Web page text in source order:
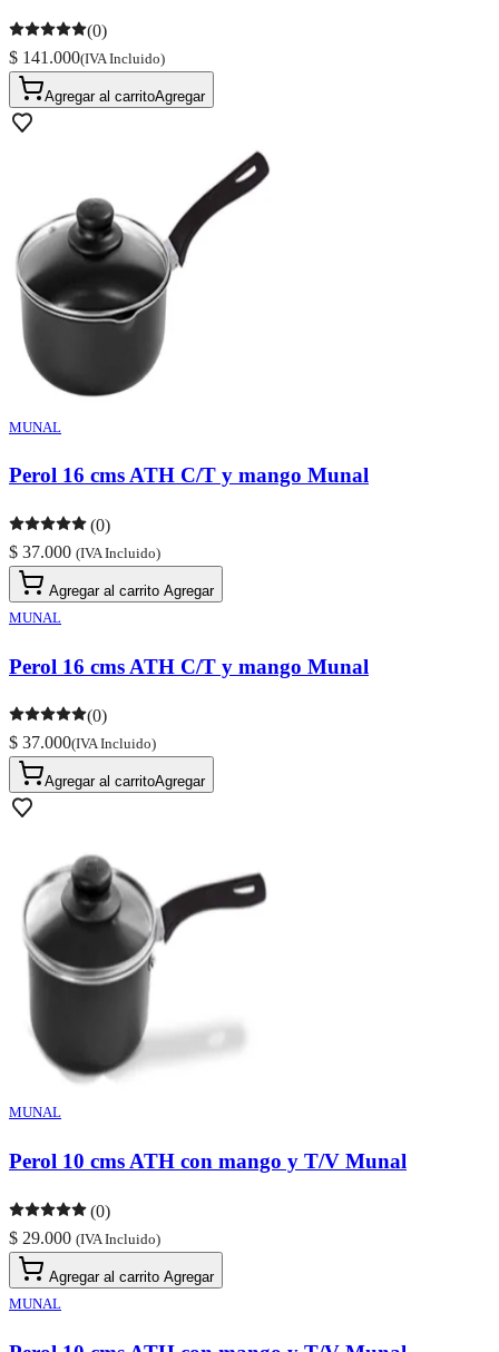
(0)
$ 141.000(IVA Incluido)
Agregar al carritoAgregar
MUNAL
Perol 16 cms ATH C/T y mango Munal
(0)
$ 37.000 (IVA Incluido)
Agregar al carrito Agregar
MUNAL
Perol 16 cms ATH C/T y mango Munal
(0)
$ 37.000(IVA Incluido)
Agregar al carritoAgregar
MUNAL
Perol 10 cms ATH con mango y T/V Munal
(0)
$ 29.000 (IVA Incluido)
Agregar al carrito Agregar
MUNAL